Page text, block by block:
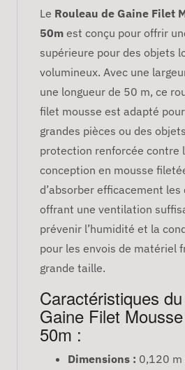
Le Rouleau de Gaine Filet
50m est conçu pour offrir
supérieure pour des objets
volumineux. Avec une
une longueur de 50 m, ce
filet mousse est adapté
grandes pièces ou des
protection renforcée contre
conception en mousse
d’absorber efficacement
offrant une ventilation
prévenir l’humidité et la
pour les envois de matériel
grande taille.
Caractéristiques
Gaine Filet
50m :
Dimensions : 0,120 m